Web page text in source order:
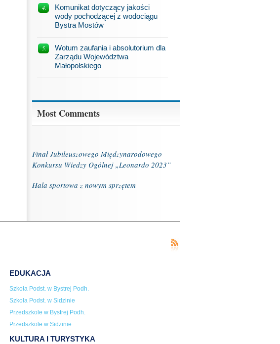
Komunikat dotyczący jakości
wody pochodzącej z wodociągu
Bystra Mostów
Wotum zaufania i absolutorium dla
Zarządu Województwa
Małopolskiego
Most Comments
Finał Jubileuszowego Międzynarodowego
Konkursu Wiedzy Ogólnej „Leonardo 2023”
Hala sportowa z nowym sprzętem
EDUKACJA
Szkoła Podst. w Bystrej Podh.
Szkoła Podst. w Sidzinie
Przedszkole w Bystrej Podh.
Przedszkole w Sidzinie
KULTURA I TURYSTYKA